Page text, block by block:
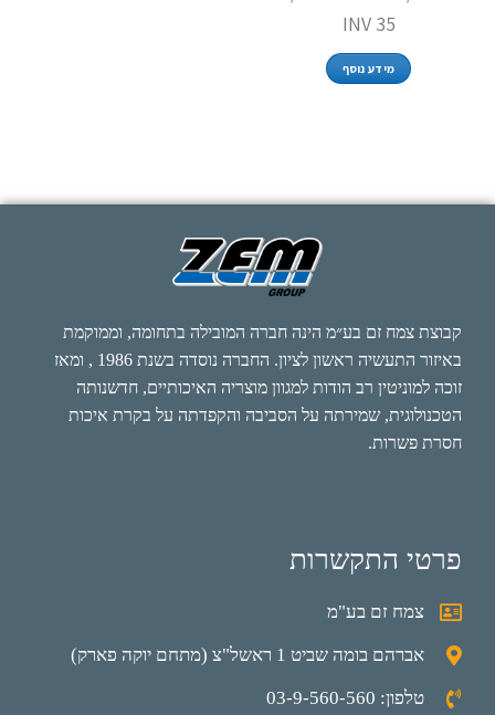
INV 35
מידע נוסף
קבוצת צמח זם בע״מ הינה חברה המובילה בתחומה, וממוקמת
באיזור התעשיה ראשון לציון. החברה נוסדה בשנת 1986 , ומאז
זוכה למוניטין רב הודות למגוון מוצריה האיכותיים, חדשנותה
הטכנולוגית, שמירתה על הסביבה והקפדתה על בקרת איכות
חסרת פשרות.
פרטי התקשרות
צמח זם בע"מ
אברהם בומה שביט 1 ראשל"צ (מתחם יוקה פארק)
טלפון: 03-9-560-560